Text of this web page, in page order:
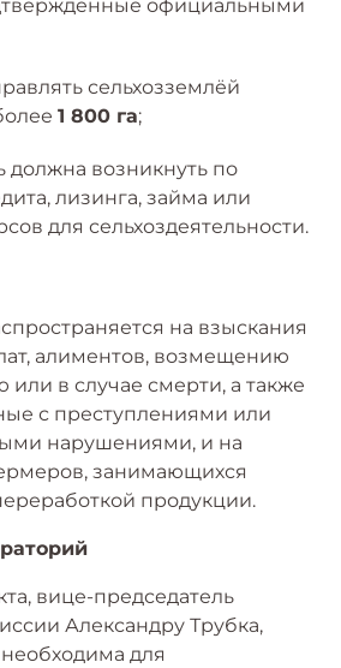
официальными
сельхозземлёй
1 800 га;
должна возникнуть по
лизинга, займа или
для сельхоздеятельности.
на взыскания
алиментов, возмещению
в случае смерти, а также
с преступлениями или
нарушениями, и на
занимающихся
продукции.
вице-председатель
Александру Трубка,
для